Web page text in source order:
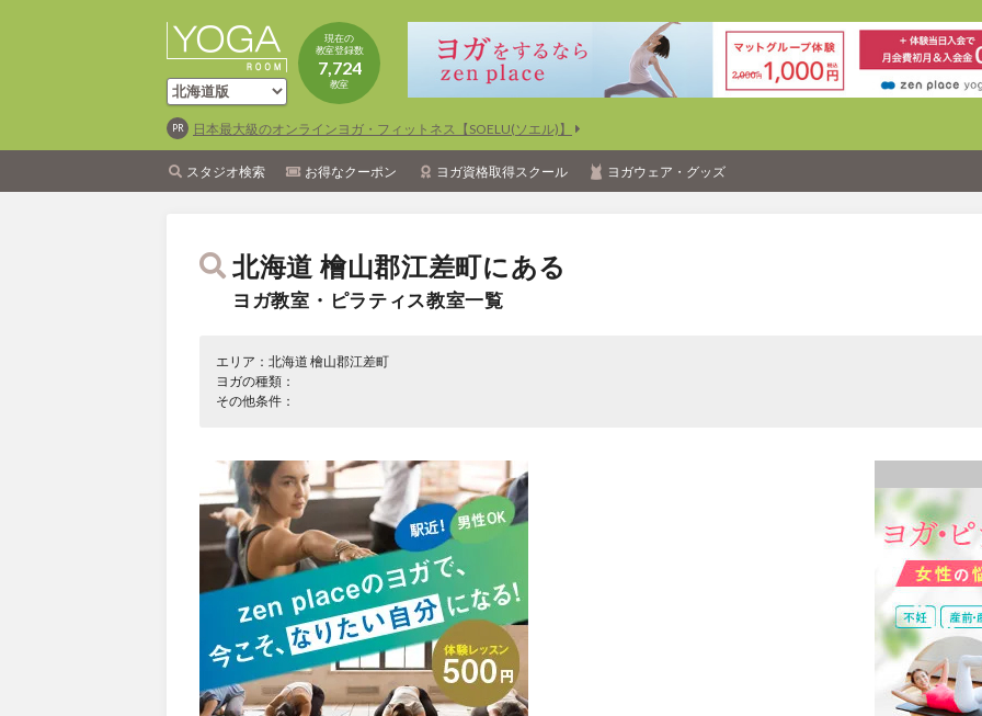
現在の
教室登録数
7,724
教室
日本最大級のオンラインヨガ・フィットネス【SOELU(ソエル)】
スタジオ検索 お得なクーポン ヨガ資格取得スクール ヨガウェア・グッズ
北海道 檜山郡江差町にある
ヨガ教室・ピラティス教室一覧
エリア：北海道 檜山郡江差町
ヨガの種類：
その他条件：